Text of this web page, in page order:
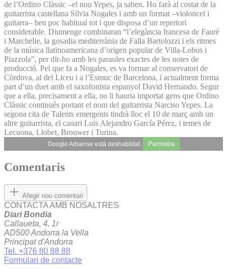
de l’Ordino Clàssic –el nou Yepes, ja saben. Ho farà al costat de la
guitarrista castellana Silvia Nogales i amb un format –violoncel i
guitarra– ben poc habitual tot i que disposa d’un repertori
considerable. Diumenge combinaran “l’elegància francesa de Fauré
i Marchelie, la gosadia mediterrània de Falla Bartolozzi i els ritmes
de la música llatinoamericana d’origen popular de Villa-Lobos i
Piazzola”, per dir-ho amb les paraules exactes de les notes de
producció. Pel que fa a Nogales, es va formar al conservatori de
Còrdova, al del Liceu i a l’Esmuc de Barcelona, i actualment forma
part d’un duet amb el saxofonista espanyol David Hernando. Segur
que a ella, precisament a ella, no li hauria importat gens que Ordino
Clàssic continués portant el nom del guitarrista Narciso Yepes. La
segona cita de Talents emergents tindrà lloc el 10 de març amb un
altre guitarrista, el canari Luis Alejandro García Pérez, i temes de
Lecuona, Llobet, Brouwer i Turina.
Google Adsense està deshabilitat. Permetre
Comentaris
Afegir nou comentari
CONTACTA AMB NOSALTRES
Diari Bondia
Callaueta, 4, 1r
AD500 Andorra la Vella
Principat d'Andorra
Tel. +376 80 88 88
Formulari de contacte